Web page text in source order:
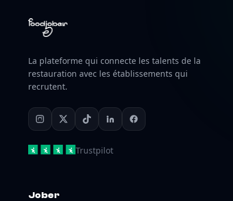
La plateforme qui connecte les talents de la
restauration avec les établissements qui
recrutent.
Trustpilot
Jober